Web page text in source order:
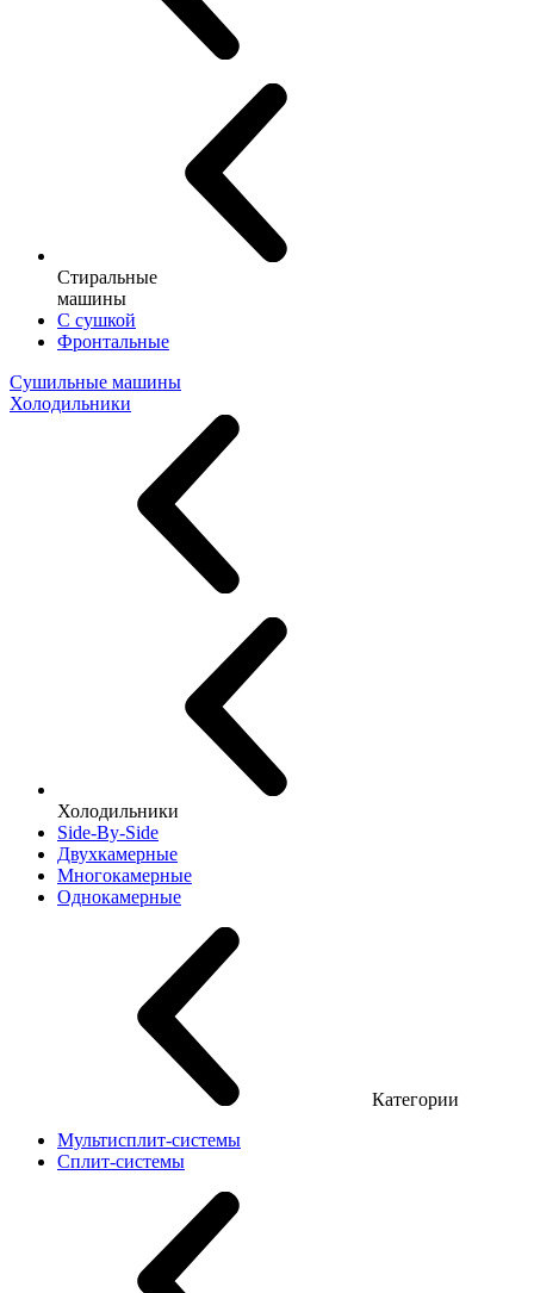
Стиральные
машины
С сушкой
Фронтальные
Сушильные машины
Холодильники
Холодильники
Side-By-Side
Двухкамерные
Многокамерные
Однокамерные
Категории
Мультисплит-системы
Сплит-системы